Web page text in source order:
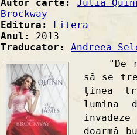
Autor carte: Julia
Brockway
Editura: Litera
Anul: 2013
Traducator: Andreea
"De
să se
ţinea
lumina
doarmă